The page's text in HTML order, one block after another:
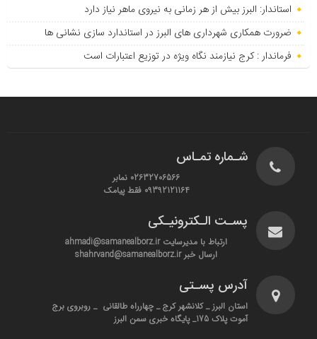
استاندار: البرز بیش از هر زمانی به نیروی ماهر نیاز دارد
ضرورت همکاری شهرداری های البرز در استاندارد سازی نشانی ها
فرماندار : کرج نیازمند نگاه ویژه در توزیع اعتبارات است
شـماره تمـاس
02632706566 نمابر
09392121164 فقط پیامک
پسـت الـکترونیـکی
ارتباط با مدیرسایت ahmadi@samanealborz.ir
ارسال خبر shahrvand@samanealborz.ir
آدرس پسـتی
استان البرز _ کلانشهر کرج _ چهارراه طالقانی _ روبروی برج
آموت پلاک 175_ پایگاه خبری سمن البرز